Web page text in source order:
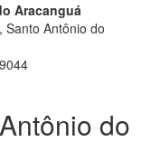
Aracanguá
Santo Antônio do
do